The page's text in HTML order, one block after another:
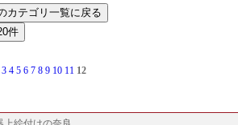
3 4 5 6 7 8 9 10 11 12